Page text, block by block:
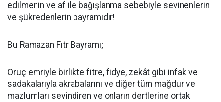
edilmenin ve af ile bağışlanma sebebiyle sevinenlerin
ve şükredenlerin bayramıdır!
Bu Ramazan Fıtr Bayramı;
Oruç emriyle birlikte fitre, fidye, zekât gibi infak ve
sadakalarıyla akrabalarını ve diğer tüm mağdur ve
mazlumları sevindiren ve onların dertlerine ortak